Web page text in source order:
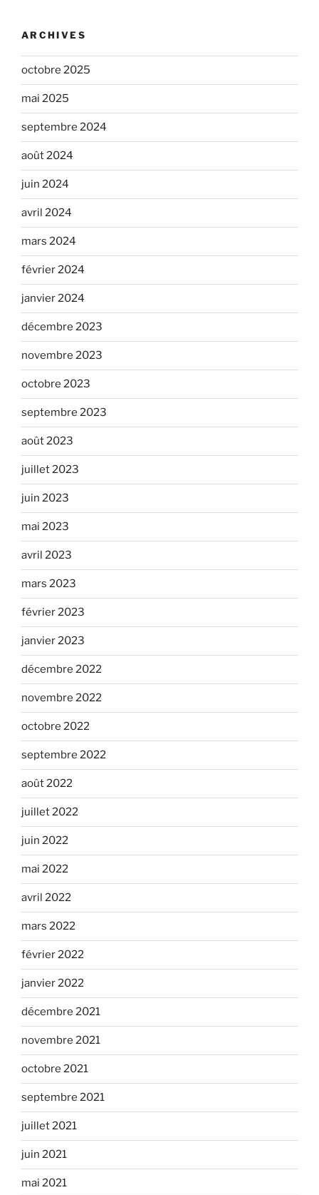
ARCHIVES
octobre 2025
mai 2025
septembre 2024
août 2024
juin 2024
avril 2024
mars 2024
février 2024
janvier 2024
décembre 2023
novembre 2023
octobre 2023
septembre 2023
août 2023
juillet 2023
juin 2023
mai 2023
avril 2023
mars 2023
février 2023
janvier 2023
décembre 2022
novembre 2022
octobre 2022
septembre 2022
août 2022
juillet 2022
juin 2022
mai 2022
avril 2022
mars 2022
février 2022
janvier 2022
décembre 2021
novembre 2021
octobre 2021
septembre 2021
juillet 2021
juin 2021
mai 2021